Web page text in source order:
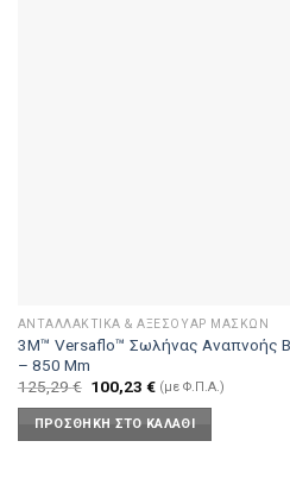
ΑΝΤΑΛΛΑΚΤΙΚΆ & ΑΞΕΣΟΥΆΡ ΜΑΣΚΏΝ
3M™ Versaflo™ Σωλήνας Αναπνοής
– 850 Mm
125,29€ Original
price
was:
125,29 €.
100,23 €Η
τρέχουσα
τιμή
είναι:
100,23 €.
(με Φ.Π.Α.)
ΠΡΟΣΘΉΚΗ ΣΤΟ ΚΑΛΆΘΙ